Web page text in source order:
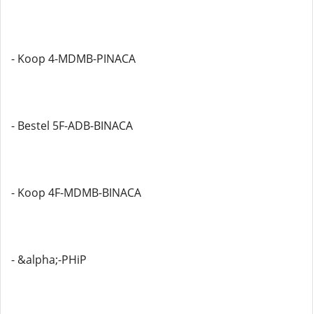
- Koop 4-MDMB-PINACA
- Bestel 5F-ADB-BINACA
- Koop 4F-MDMB-BINACA
- &alpha;-PHiP